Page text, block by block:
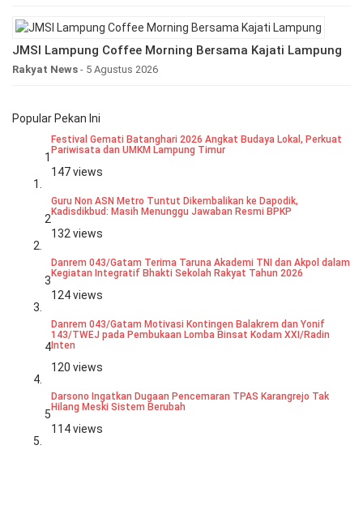
JMSI Lampung Coffee Morning Bersama Kajati Lampung
Rakyat News - 5 Agustus 2026
Popular Pekan Ini
1
Festival Gemati Batanghari 2026 Angkat Budaya Lokal, Perkuat
Pariwisata dan UMKM Lampung Timur
147 views
2
Guru Non ASN Metro Tuntut Dikembalikan ke Dapodik,
Kadisdikbud: Masih Menunggu Jawaban Resmi BPKP
132 views
3
Danrem 043/Gatam Terima Taruna Akademi TNI dan Akpol dalam
Kegiatan Integratif Bhakti Sekolah Rakyat Tahun 2026
124 views
4
Danrem 043/Gatam Motivasi Kontingen Balakrem dan Yonif
143/TWEJ pada Pembukaan Lomba Binsat Kodam XXI/Radin
Inten
120 views
5
Darsono Ingatkan Dugaan Pencemaran TPAS Karangrejo Tak
Hilang Meski Sistem Berubah
114 views